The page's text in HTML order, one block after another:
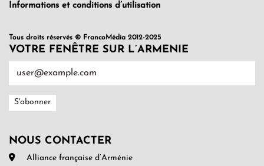
Informations et conditions d’utilisation
Tous droits réservés © FrancoMédia 2012-2025
VOTRE FENÊTRE SUR L’ARMENIE
NOUS CONTACTER
Alliance française d’Arménie